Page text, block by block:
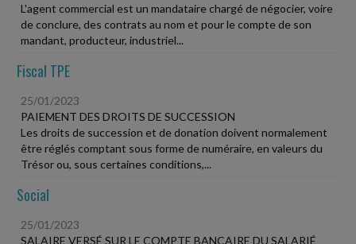
L'agent commercial est un mandataire chargé de négocier, voire
de conclure, des contrats au nom et pour le compte de son
mandant, producteur, industriel...
Fiscal TPE
25/01/2023
PAIEMENT DES DROITS DE SUCCESSION
Les droits de succession et de donation doivent normalement
être réglés comptant sous forme de numéraire, en valeurs du
Trésor ou, sous certaines conditions,...
Social
25/01/2023
SALAIRE VERSÉ SUR LE COMPTE BANCAIRE DU SALARIÉ